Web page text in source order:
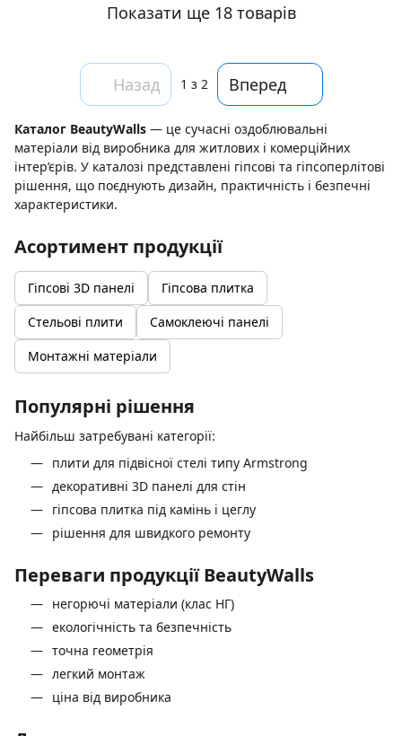
Показати ще 18 товарів
Назад 1 з 2 Вперед
Каталог BeautyWalls — це сучасні оздоблювальні
матеріали від виробника для житлових і комерційних
інтер’єрів. У каталозі представлені гіпсові та гіпсоперлітові
рішення, що поєднують дизайн, практичність і безпечні
характеристики.
Асортимент продукції
Гіпсові 3D панелі
Гіпсова плитка
Стельові плити
Самоклеючі панелі
Монтажні матеріали
Популярні рішення
Найбільш затребувані категорії:
плити для підвісної стелі типу Armstrong
декоративні 3D панелі для стін
гіпсова плитка під камінь і цеглу
рішення для швидкого ремонту
Переваги продукції BeautyWalls
негорючі матеріали (клас НГ)
екологічність та безпечність
точна геометрія
легкий монтаж
ціна від виробника